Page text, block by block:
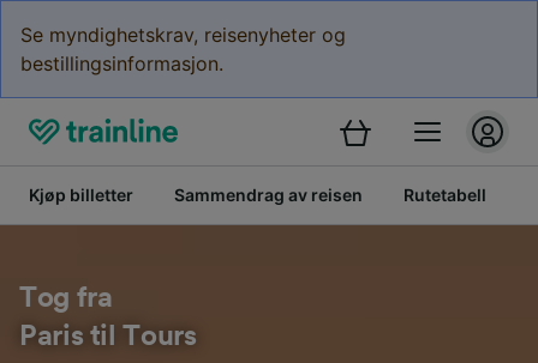
Se myndighetskrav, reisenyheter og
bestillingsinformasjon.
Kjøp billetter Sammendrag av reisen Rutetabell
Tog fra
Paris til Tours